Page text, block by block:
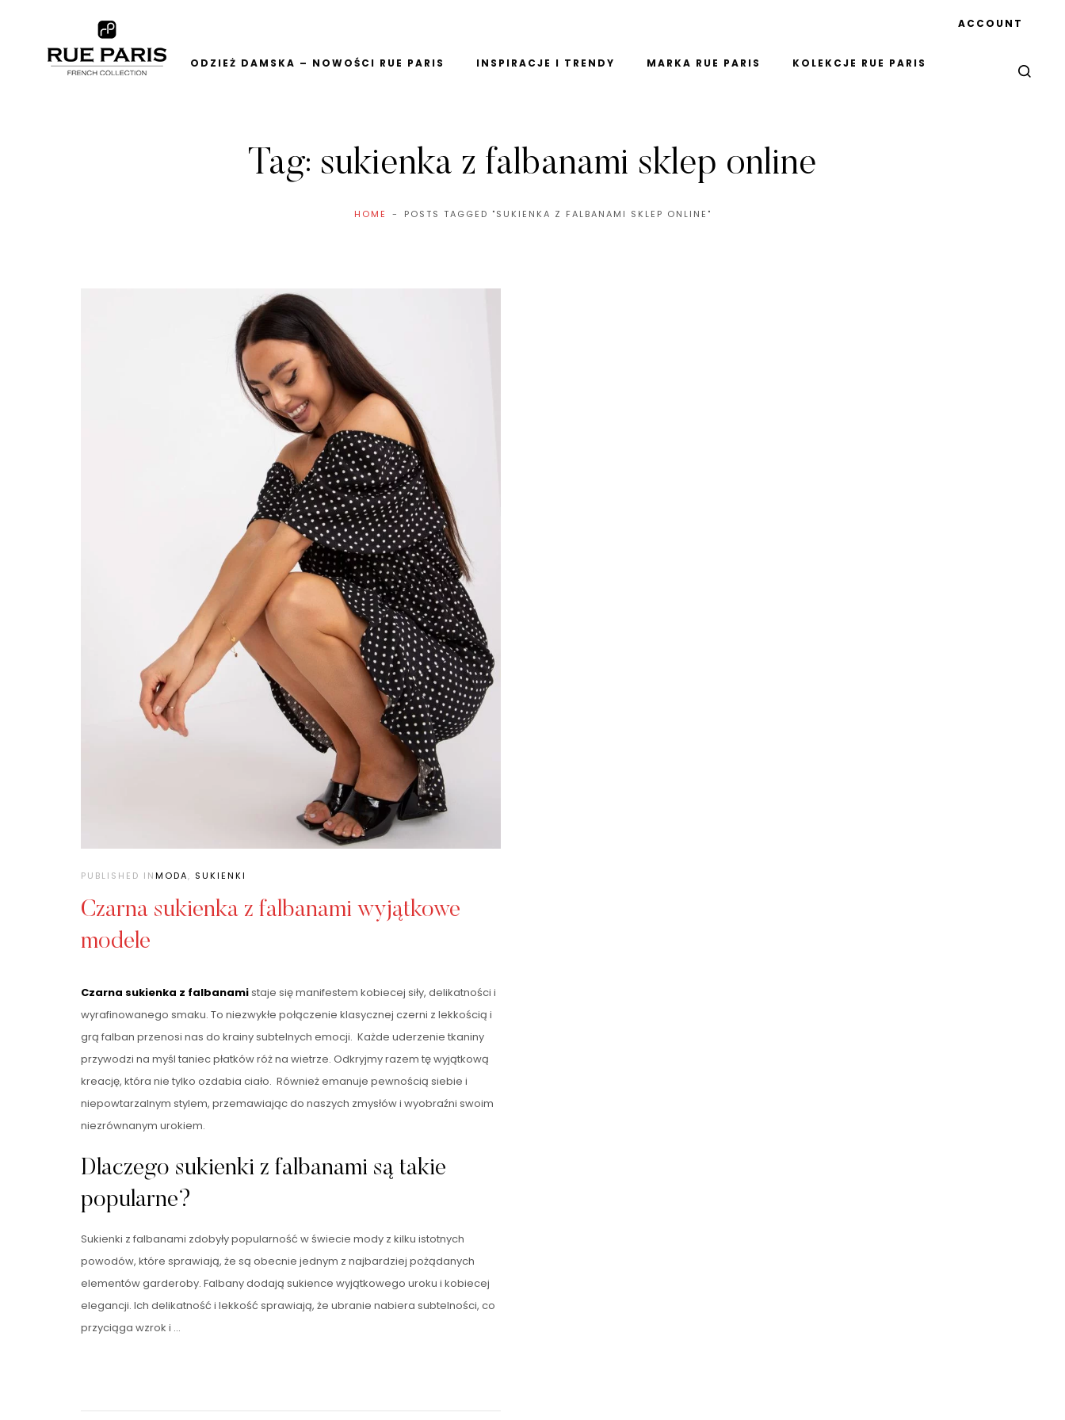
ODZIEŻ DAMSKA – NOWOŚCI RUE PARIS INSPIRACJE I TRENDY MARKA RUE PARIS KOLEKCJE RUE PARIS
ACCOUNT
Tag: sukienka z falbanami sklep online
HOME POSTS TAGGED "SUKIENKA Z FALBANAMI SKLEP ONLINE"
PUBLISHED INMODA, SUKIENKI
Czarna sukienka z falbanami wyjątkowe
modele
Czarna sukienka z falbanamistaje się manifestem kobiecej siły, delikatności i
wyrafinowanego smaku. To niezwykłe połączenie klasycznej czerni z lekkością i
grą falban przenosi nas do krainy subtelnych emocji. Każde uderzenie tkaniny
przywodzi na myśl taniec płatków róż na wietrze. Odkryjmy razem tę wyjątkową
kreację, która nie tylko ozdabia ciało. Również emanuje pewnością siebie i
niepowtarzalnym stylem, przemawiając do naszych zmysłów i wyobraźni swoim
niezrównanym urokiem.
Dlaczego sukienki z falbanami są takie
popularne?
Sukienki z falbanami zdobyły popularność w świecie mody z kilku istotnych
powodów, które sprawiają, że są obecnie jednym z najbardziej pożądanych
elementów garderoby. Falbany dodają sukience wyjątkowego uroku i kobiecej
elegancji. Ich delikatność i lekkość sprawiają, że ubranie nabiera subtelności, co
przyciąga wzrok i …